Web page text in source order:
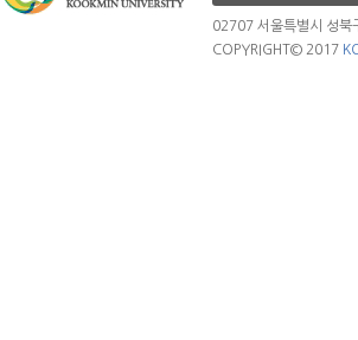
02707 서울특별시 성
COPYRIGHT© 2017